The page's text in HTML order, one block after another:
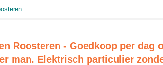
Roosteren - Goedkoop per dag
man. Elektrisch particulier